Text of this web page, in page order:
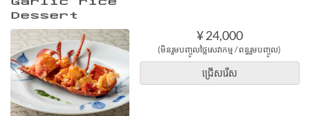
Ｄｅｓｓｅｒｔ
¥ 24,000
(មិនរួមបញ្ចូលថ្លៃសេវាកម្ម / ពន្ធរួមបញ្ចូល)
ជ្រើសរើស